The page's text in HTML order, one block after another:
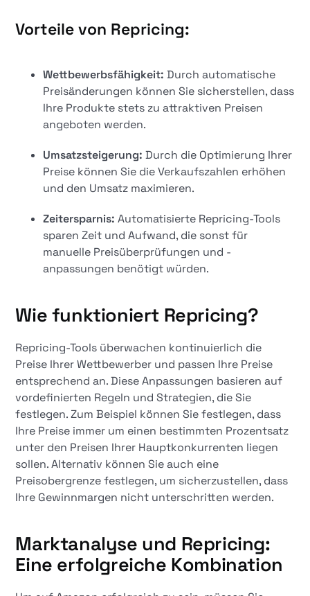
Vorteile von Repricing:
Wettbewerbsfähigkeit: Durch automatische
Preisänderungen können Sie sicherstellen, dass
Ihre Produkte stets zu attraktiven Preisen
angeboten werden.
Umsatzsteigerung: Durch die Optimierung Ihrer
Preise können Sie die Verkaufszahlen erhöhen
und den Umsatz maximieren.
Zeitersparnis: Automatisierte Repricing-Tools
sparen Zeit und Aufwand, die sonst für
manuelle Preisüberprüfungen und -
anpassungen benötigt würden.
Wie funktioniert Repricing?
Repricing-Tools überwachen kontinuierlich die
Preise Ihrer Wettbewerber und passen Ihre Preise
entsprechend an. Diese Anpassungen basieren auf
vordefinierten Regeln und Strategien, die Sie
festlegen. Zum Beispiel können Sie festlegen, dass
Ihre Preise immer um einen bestimmten Prozentsatz
unter den Preisen Ihrer Hauptkonkurrenten liegen
sollen. Alternativ können Sie auch eine
Preisobergrenze festlegen, um sicherzustellen, dass
Ihre Gewinnmargen nicht unterschritten werden.
Marktanalyse und Repricing:
Eine erfolgreiche Kombination